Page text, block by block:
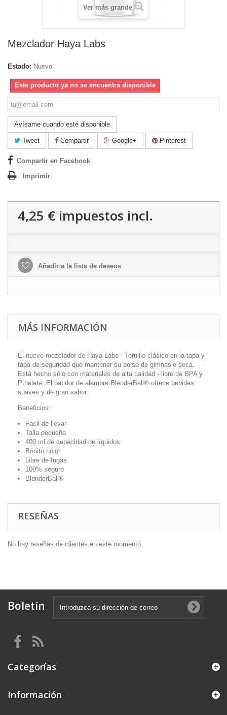
Ver más grande
Mezclador Haya Labs
Estado: Nuevo
Este producto ya no se encuentra disponible
Avísame cuando esté disponible
Tweet Compartir Google+ Pinterest
Compartir en Facebook
Imprimir
4,25 € impuestos incl.
Añadir a la lista de deseos
MÁS INFORMACIÓN
El nuevo mezclador de Haya Labs - Tornillo clásico en la tapa y
tapa de seguridad que mantener su bolsa de gimnasio seca.
Está hecho sólo con materiales de alta calidad - libre de BPA y
Pthalate. El batidor de alambre BlenderBall® ofrece bebidas
suaves y de gran sabor.
Beneficios:
Fácil de llevar
Talla pequeña
400 ml de capacidad de líquidos
Bonito color
Libre de fugas
100% seguro
BlenderBall®
RESEÑAS
No hay reseñas de clientes en este momento.
Boletín
Categorías
Información